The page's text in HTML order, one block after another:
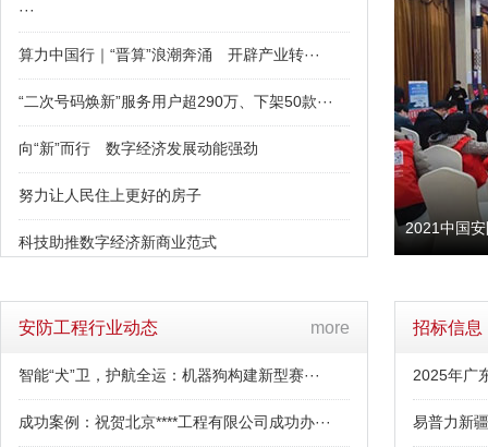
···
算力中国行｜“晋算”浪潮奔涌 开辟产业转···
“二次号码焕新”服务用户超290万、下架50款···
向“新”而行 数字经济发展动能强劲
努力让人民住上更好的房子
科技助推数字经济新商业范式
安防工程行业动态 more
智能“犬”卫，护航全运：机器狗构建新型赛···
成功案例：祝贺北京****工程有限公司成功办···
招标信息
2025年广
易普力新